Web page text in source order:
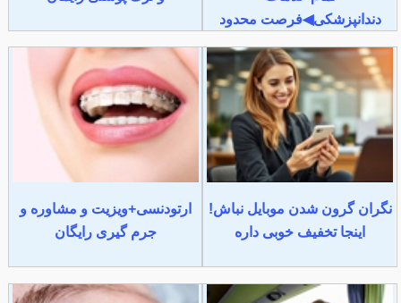
دندانپزشکی◀فرصت محدود
نگران گرون شدن موبایل نباش!
اینجا تخفیف خوبی داره
ارتودنسی+ویزیت و مشاوره و
جرم گیری رایگان